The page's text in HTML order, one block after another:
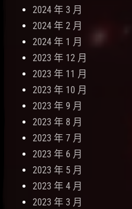
2024 年 3 月
2024 年 2 月
2024 年 1 月
2023 年 12 月
2023 年 11 月
2023 年 10 月
2023 年 9 月
2023 年 8 月
2023 年 7 月
2023 年 6 月
2023 年 5 月
2023 年 4 月
2023 年 3 月